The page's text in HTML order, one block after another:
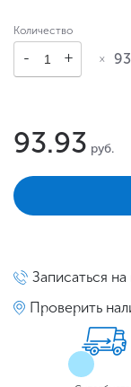
Количество
93.93 руб.
Записаться
Проверить